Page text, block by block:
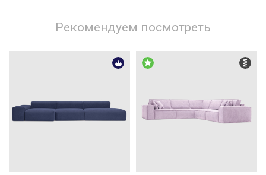
Рекомендуем посмотреть